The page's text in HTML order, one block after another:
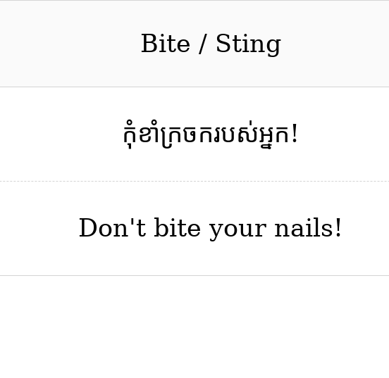
Bite / Sting
កុំខាំក្រចករបស់អ្នក​!
Don't bite your nails!